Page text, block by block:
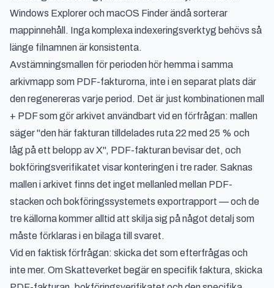
Windows Explorer och macOS Finder ändå sorterar
mappinnehåll. Inga komplexa indexeringsverktyg behövs så
länge filnamnen är konsistenta.
Avstämningsmallen för perioden hör hemma i samma
arkivmapp som PDF-fakturorna, inte i en separat plats där
den regenereras varje period. Det är just kombinationen mall
+ PDF som gör arkivet användbart vid en förfrågan: mallen
säger "den här fakturan tilldelades ruta 22 med 25 % och
låg på ett belopp av X", PDF-fakturan bevisar det, och
bokföringsverifikatet visar konteringen i tre rader. Saknas
mallen i arkivet finns det inget mellanled mellan PDF-
stacken och bokföringssystemets exportrapport — och de
tre källorna kommer alltid att skilja sig på något detalj som
måste förklaras i en bilaga till svaret.
Vid en faktisk förfrågan: skicka det som efterfrågas och
inte mer. Om Skatteverket begär en specifik faktura, skicka